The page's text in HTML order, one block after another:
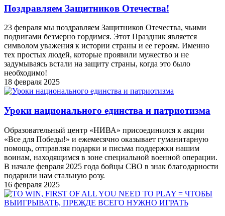
Поздравляем Защитников Отечества!
23 февраля мы поздравляем Защитников Отечества, чьими
подвигами безмерно гордимся. Этот Праздник является
символом уважения к истории страны и ее героям. Именно
тех простых людей, которые проявили мужество и не
задумываясь встали на защиту страны, когда это было
необходимо!
18 февраля 2025
Уроки национального единства и патриотизма
Образовательный центр «НИВА» присоединился к акции
«Все для Победы!» и ежемесячно оказывает гуманитарную
помощь, отправляя подарки и письма поддержки нашим
воинам, находящимся в зоне специальной военной операции.
В начале февраля 2025 года бойцы СВО в знак благодарности
подарили нам стальную розу.
16 февраля 2025